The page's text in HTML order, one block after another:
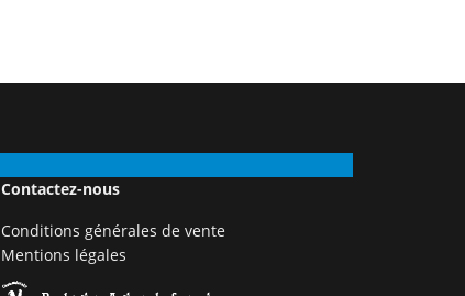
Contactez-nous
Conditions générales de vente
Mentions légales